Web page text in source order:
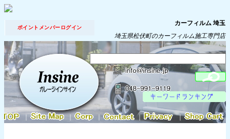
ポイントメンバーログイン
カーフィルム 埼玉
埼玉県松伏町のカーフィルム施工専門店
｜ ｜ ｜